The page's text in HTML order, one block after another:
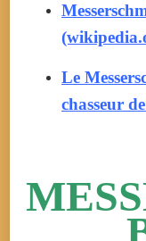
Le
chasseur